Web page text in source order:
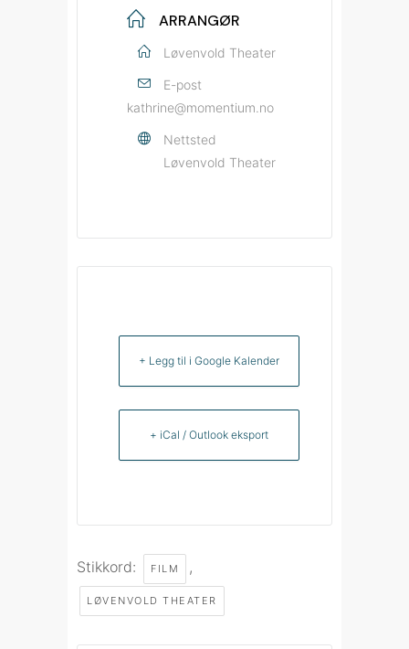
ARRANGØR
Løvenvold Theater
E-post
kathrine@momentium.no
Nettsted
Løvenvold Theater
+ Legg til i Google Kalender
+ iCal / Outlook eksport
Stikkord: FILM ,
LØVENVOLD THEATER